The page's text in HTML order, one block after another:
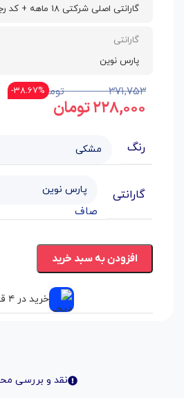
گارانتی اصلی شرکتی 18 ماهه + کد رجیستری
گارانتی
پارس نوین
۳۷۱,۷۵۳ تومان
۲۲۸,۰۰۰تومان
38.67%-
رنگ
گارانتی
صاف
افزودن به سبد خرید
خرید در ۴ قسط
نقد و بررسی